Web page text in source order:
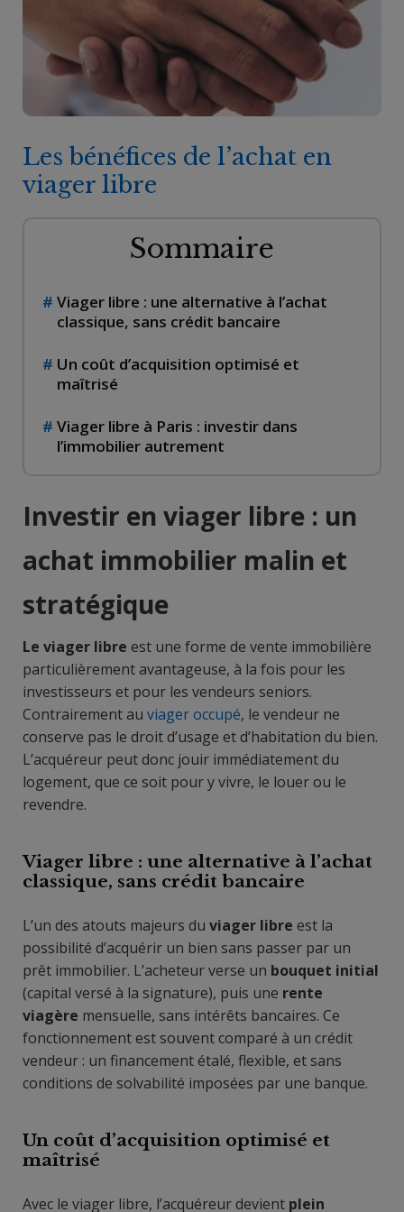
Les bénéfices de l’achat en
viager libre
Sommaire
Viager libre : une alternative à l’achat
classique, sans crédit bancaire
Un coût d’acquisition optimisé et
maîtrisé
Viager libre à Paris : investir dans
l’immobilier autrement
Investir en viager libre : un
achat immobilier malin et
stratégique
Le viager libre est une forme de vente immobilière
particulièrement avantageuse, à la fois pour les
investisseurs et pour les vendeurs seniors.
Contrairement au viager occupé, le vendeur ne
conserve pas le droit d’usage et d’habitation du bien.
L’acquéreur peut donc jouir immédiatement du
logement, que ce soit pour y vivre, le louer ou le
revendre.
Viager libre : une alternative à l’achat
classique, sans crédit bancaire
L’un des atouts majeurs du viager libre est la
possibilité d’acquérir un bien sans passer par un
prêt immobilier. L’acheteur verse un bouquet initial
(capital versé à la signature), puis une rente
viagère mensuelle, sans intérêts bancaires. Ce
fonctionnement est souvent comparé à un crédit
vendeur : un financement étalé, flexible, et sans
conditions de solvabilité imposées par une banque.
Un coût d’acquisition optimisé et
maîtrisé
Avec le viager libre, l’acquéreur devient plein